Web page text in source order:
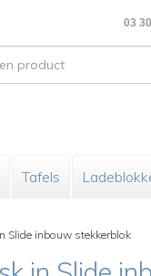
03
Tafels
Slide inbouw stekkerblok